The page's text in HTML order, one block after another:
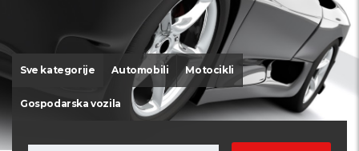
Sve kategorije Automobili Motocikli
Gospodarska vozila